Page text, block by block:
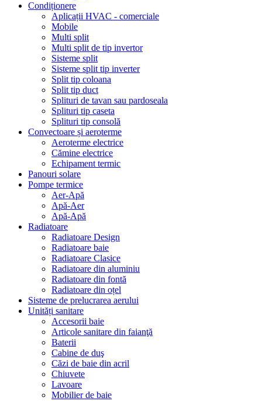
Condiționere
Aplicații HVAC - comerciale
Mobile
Multi split
Multi split de tip invertor
Sisteme split
Sisteme split tip inverter
Split tip coloana
Split tip duct
Splituri de tavan sau pardoseala
Splituri tip caseta
Splituri tip consolă
Convectoare și aeroterme
Aeroterme electrice
Cămine electrice
Echipament termic
Panouri solare
Pompe termice
Aer-Apă
Apă-Aer
Apă-Apă
Radiatoare
Radiatoare Design
Radiatoare baie
Radiatoare Clasice
Radiatoare din aluminiu
Radiatoare din fontă
Radiatoare din oțel
Sisteme de prelucrarea aerului
Unități sanitare
Accesorii baie
Articole sanitare din faianţă
Baterii
Cabine de duş
Căzi de baie din acril
Chiuvete
Lavoare
Mobilier de baie